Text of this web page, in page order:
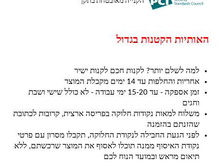
האותיות הקטנות בגדול
למה לשלם יותר? לקנות חכם לקנות ישיר
אחריות והחלפות עד 14 ימים מקבלת המוצר
זמן אספקה - עד 15-20 ימי עבודה - לא כולל שישי ושבת
וחגים
משלוח למאות נקודות חלוקה בפריסה ארצית, קרובות לכתובת
שהזנתם בהזמנה
לפני הגעת החבילה לנקודת החלוקה, תקבלו מסרון עם פרטי
נקודת האיסוף ממנה תוכלו לאסוף את המוצר שרכשתם, ללא
תיאום מראש ובמועד הנוח לכם